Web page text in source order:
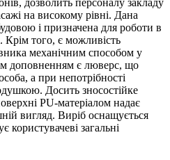
на високому рівні. Дана
і призначена для роботи в
того, є можливість
механічним способом у
доповненням є люверс, що
а при непотрібності
Досить зносостійке
PU-матеріалом надає
вигляд. Виріб оснащується
загальні